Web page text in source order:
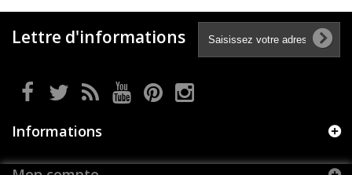
Lettre d'informations
Informations